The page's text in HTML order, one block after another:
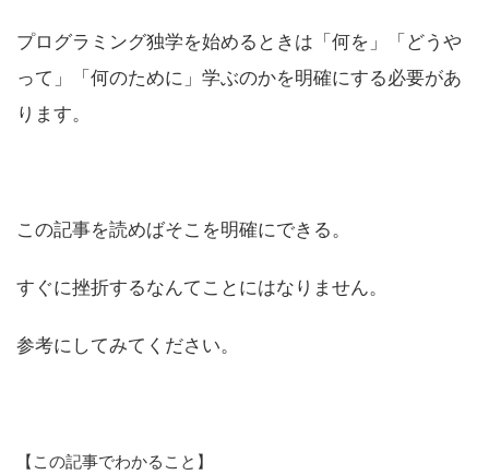
プログラミング独学を始めるときは「何を」「どうや
って」「何のために」学ぶのかを明確にする必要があ
ります。
この記事を読めばそこを明確にできる。
すぐに挫折するなんてことにはなりません。
参考にしてみてください。
【この記事でわかること】